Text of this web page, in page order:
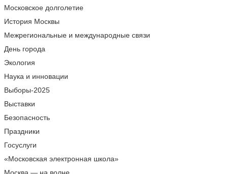
Московское долголетие
История Москвы
Межрегиональные и международные связи
День города
Экология
Наука и инновации
Выборы-2025
Выставки
Безопасность
Праздники
Госуслуги
«Московская электронная школа»